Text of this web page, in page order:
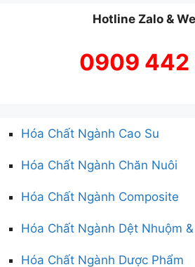
Hotline Zalo &
0909 442
Hóa Chất Ngành Cao Su
Hóa Chất Ngành Chăn Nuôi
Hóa Chất Ngành Composite
Hóa Chất Ngành Dệt Nhuộm
Hóa Chất Ngành Dược Phẩm